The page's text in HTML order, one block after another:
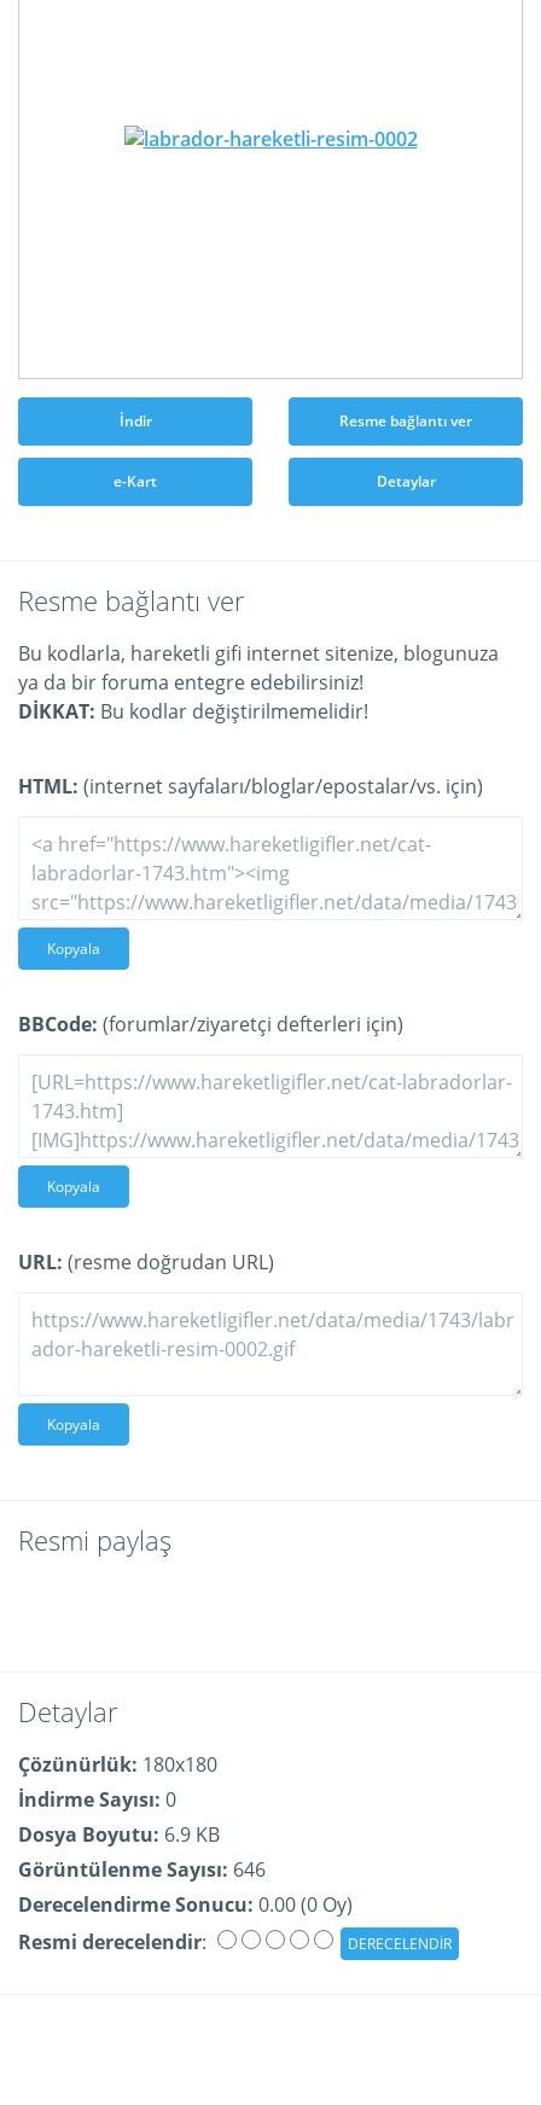
İndir Resme bağlantı ver
e-Kart Detaylar
Resme bağlantı ver
Bu kodlarla, hareketli gifi internet sitenize, blogunuza
ya da bir foruma entegre edebilirsiniz!
DİKKAT: Bu kodlar değiştirilmemelidir!
HTML: (internet sayfaları/bloglar/epostalar/vs. için)
Kopyala
BBCode: (forumlar/ziyaretçi defterleri için)
Kopyala
URL: (resme doğrudan URL)
Kopyala
Resmi paylaş
Detaylar
Çözünürlük: 180x180
İndirme Sayısı: 0
Dosya Boyutu: 6.9 KB
Görüntülenme Sayısı: 646
Derecelendirme Sonucu: 0.00 (0 Oy)
Resmi derecelendir: